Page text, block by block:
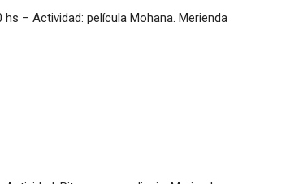
hs – Actividad: película Mohana. Merienda